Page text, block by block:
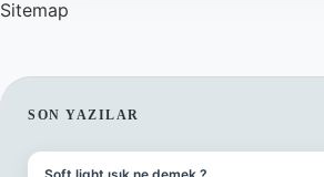
Sitemap
SIDEBAR
SON YAZILAR